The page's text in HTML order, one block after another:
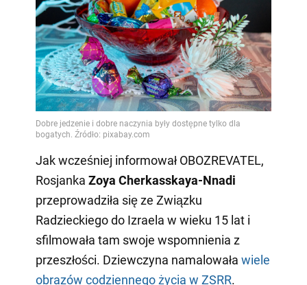
Jak wcześniej informował OBOZREVATEL,
Rosjanka Zoya Cherkasskaya-Nnadi
przeprowadziła się ze Związku
Radzieckiego do Izraela w wieku 15 lat i
sfilmowała tam swoje wspomnienia z
przeszłości. Dziewczyna namalowała wiele
obrazów codziennego życia w ZSRR.